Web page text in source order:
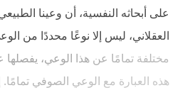
على أبحاثه النفسية، أن وعينا
العقلاني، ليس إلا نوعًا محددًا من
مختلفة تمامًا عن هذا الوعي،
هذه العبارة مع الوعي الصوفي